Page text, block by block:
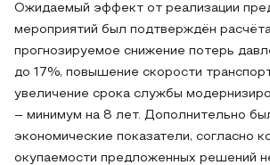
Ожидаемый эффект от реализации
мероприятий был подтверждён
прогнозируемое снижение потерь
до 17%, повышение скорости
увеличение срока службы
– минимум на 8 лет. Дополнительно
экономические показатели, согласно
окупаемости предложенных решений